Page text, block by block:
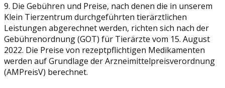
9. Die Gebühren und Preise, nach denen die in unserem
Klein Tierzentrum durchgeführten tierärztlichen
Leistungen abgerechnet werden, richten sich nach der
Gebührenordnung (GOT) für Tierärzte vom 15. August
2022. Die Preise von rezeptpflichtigen Medikamenten
werden auf Grundlage der Arzneimittelpreisverordnung
(AMPreisV) berechnet.